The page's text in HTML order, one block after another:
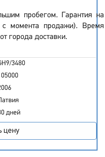
пробегом. Гарантия на
с момента продажи). Время
города доставки.
3480
дней
цену